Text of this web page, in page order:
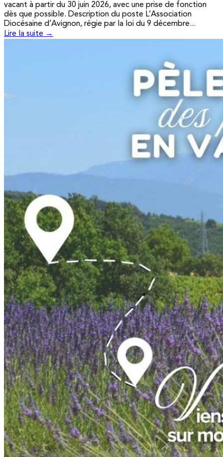
vacant à partir du 30 juin 2026, avec une prise de fonction
dès que possible. Description du poste L’Association
Diocésaine d’Avignon, régie par la loi du 9 décembre...
Lire la suite →